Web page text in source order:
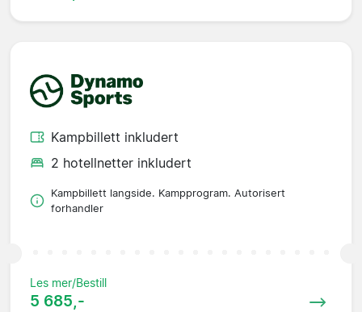
Kampbillett inkludert
2 hotellnetter inkludert
Kampbillett langside. Kampprogram. Autorisert
forhandler
Les mer/Bestill
5 685,-